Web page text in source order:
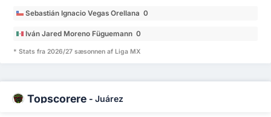
Sebastián Ignacio Vegas Orellana 0
Iván Jared Moreno Füguemann 0
* Stats fra 2026/27 sæsonnen af Liga MX
Topscorere - Juárez